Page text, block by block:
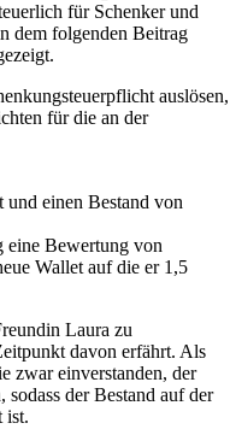
für Schenker und
dem folgenden Beitrag
auslösen,
für die an der
einen Bestand von
Bewertung von
Wallet auf die er 1,5
Laura zu
davon erfährt. Als
zwar einverstanden, der
der Bestand auf der
ist.